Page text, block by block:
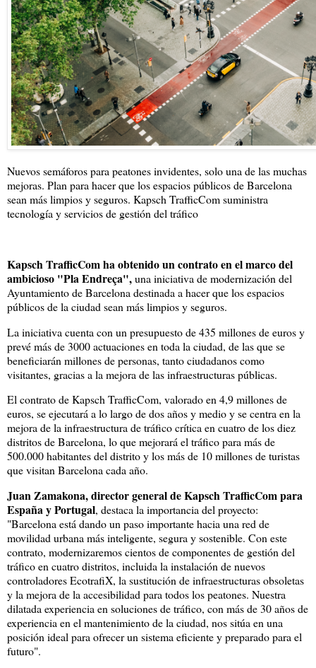
Nuevos semáforos para peatones invidentes, solo una de las muchas
mejoras. Plan para hacer que los espacios públicos de Barcelona
sean más limpios y seguros. Kapsch TrafficCom suministra
tecnología y servicios de gestión del tráfico
Kapsch TrafficCom ha obtenido un contrato en el marco del
ambicioso "Pla Endreça",una iniciativa de modernización del
Ayuntamiento de Barcelona destinada a hacer que los espacios
públicos de la ciudad sean más limpios y seguros.
La iniciativa cuenta con un presupuesto de 435 millones de euros y
prevé más de 3000 actuaciones en toda la ciudad, de las que se
beneficiarán millones de personas, tanto ciudadanos como
visitantes, gracias a la mejora de las infraestructuras públicas.
El contrato de Kapsch TrafficCom, valorado en 4,9 millones de
euros, se ejecutará a lo largo de dos años y medio y se centra en la
mejora de la infraestructura de tráfico crítica en cuatro de los diez
distritos de Barcelona, lo que mejorará el tráfico para más de
500.000 habitantes del distrito y los más de 10 millones de turistas
que visitan Barcelona cada año.
Juan Zamakona, director general de Kapsch TrafficCom para
España y Portugal, destaca la importancia del proyecto:
"Barcelona está dando un paso importante hacia una red de
movilidad urbana más inteligente, segura y sostenible. Con este
contrato, modernizaremos cientos de componentes de gestión del
tráfico en cuatro distritos, incluida la instalación de nuevos
controladores EcotrafiX, la sustitución de infraestructuras obsoletas
y la mejora de la accesibilidad para todos los peatones. Nuestra
dilatada experiencia en soluciones de tráfico, con más de 30 años de
experiencia en el mantenimiento de la ciudad, nos sitúa en una
posición ideal para ofrecer un sistema eficiente y preparado para el
futuro".